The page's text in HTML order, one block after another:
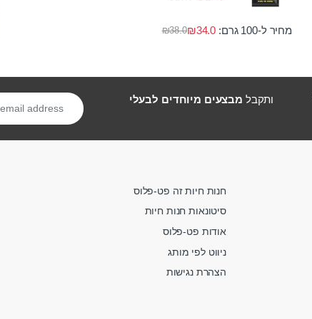
מחיר ל-100 גרם: ₪38.0₪34.0
ותקבל מבצעים מיוחדים לבעלי
חנות חיות זה פט-פלוס
סיטונאות חנות חיות
אודות פט-פלוס
ניווט לפי מותג
הצהרת נגישות